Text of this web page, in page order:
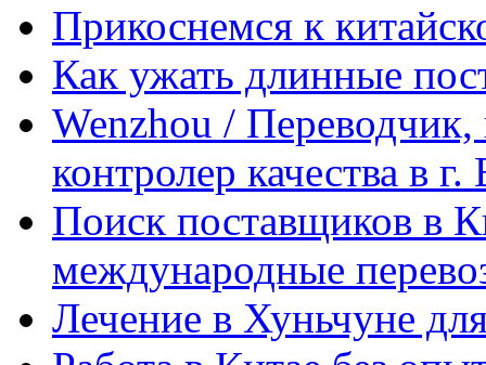
Прикоснемся к
Как ужать длинные
Wenzhou / Переводчик,
контролер качества в
Поиск поставщиков в
международные
Лечение в Хуньчуне